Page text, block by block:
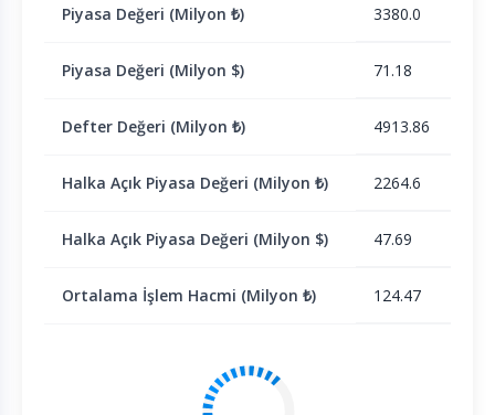
Piyasa Değeri (Milyon ₺) 3380.0
Piyasa Değeri (Milyon $) 71.18
Defter Değeri (Milyon ₺) 4913.86
Halka Açık Piyasa Değeri (Milyon ₺) 2264.6
Halka Açık Piyasa Değeri (Milyon $) 47.69
Ortalama İşlem Hacmi (Milyon ₺) 124.47